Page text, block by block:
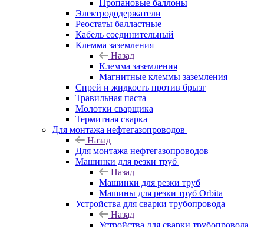
Пропановые баллоны
Электрододержатели
Реостаты балластные
Кабель соединительный
Клемма заземления
Назад
Клемма заземления
Магнитные клеммы заземления
Спрей и жидкость против брызг
Травильная паста
Молотки сварщика
Термитная сварка
Для монтажа нефтегазопроводов
Назад
Для монтажа нефтегазопроводов
Машинки для резки труб
Назад
Машинки для резки труб
Машины для резки труб Orbita
Устройства для сварки трубопровода
Назад
Устройства для сварки трубопровода